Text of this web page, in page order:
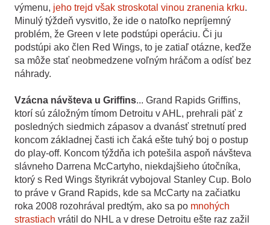
výmenu, jeho trejd však stroskotal vinou zranenia krku.
Minulý týždeň vysvitlo, že ide o natoľko nepríjemný
problém, že Green v lete podstúpi operáciu. Či ju
podstúpi ako člen Red Wings, to je zatiaľ otázne, keďže
sa môže stať neobmedzene voľným hráčom a odísť bez
náhrady.
Vzácna návšteva u Griffins... Grand Rapids Griffins,
ktorí sú záložným tímom Detroitu v AHL, prehrali päť z
posledných siedmich zápasov a dvanásť stretnutí pred
koncom základnej časti ich čaká ešte tuhý boj o postup
do play-off. Koncom týždňa ich potešila aspoň návšteva
slávneho Darrena McCartyho, niekdajšieho útočníka,
ktorý s Red Wings štyrikrát vybojoval Stanley Cup. Bolo
to práve v Grand Rapids, kde sa McCarty na začiatku
roka 2008 rozohrával predtým, ako sa po mnohých
strastiach vrátil do NHL a v drese Detroitu ešte raz zažil